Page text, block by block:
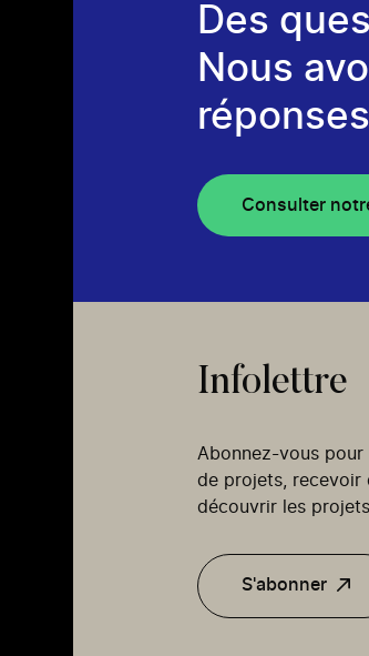
Des
Nous
Consulter
Infolettre
Abonnez-vous pour
de projets, recevoir
découvrir les
S'abonner